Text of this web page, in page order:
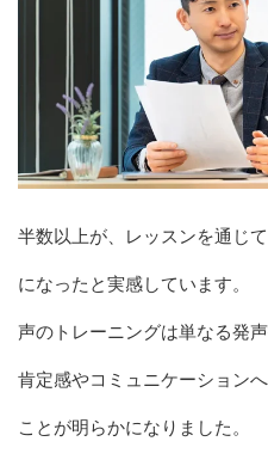
半数以上が、レッスンを通じ
になったと実感しています。
声のトレーニングは単なる発
肯定感やコミュニケーション
ことが明らかになりました。